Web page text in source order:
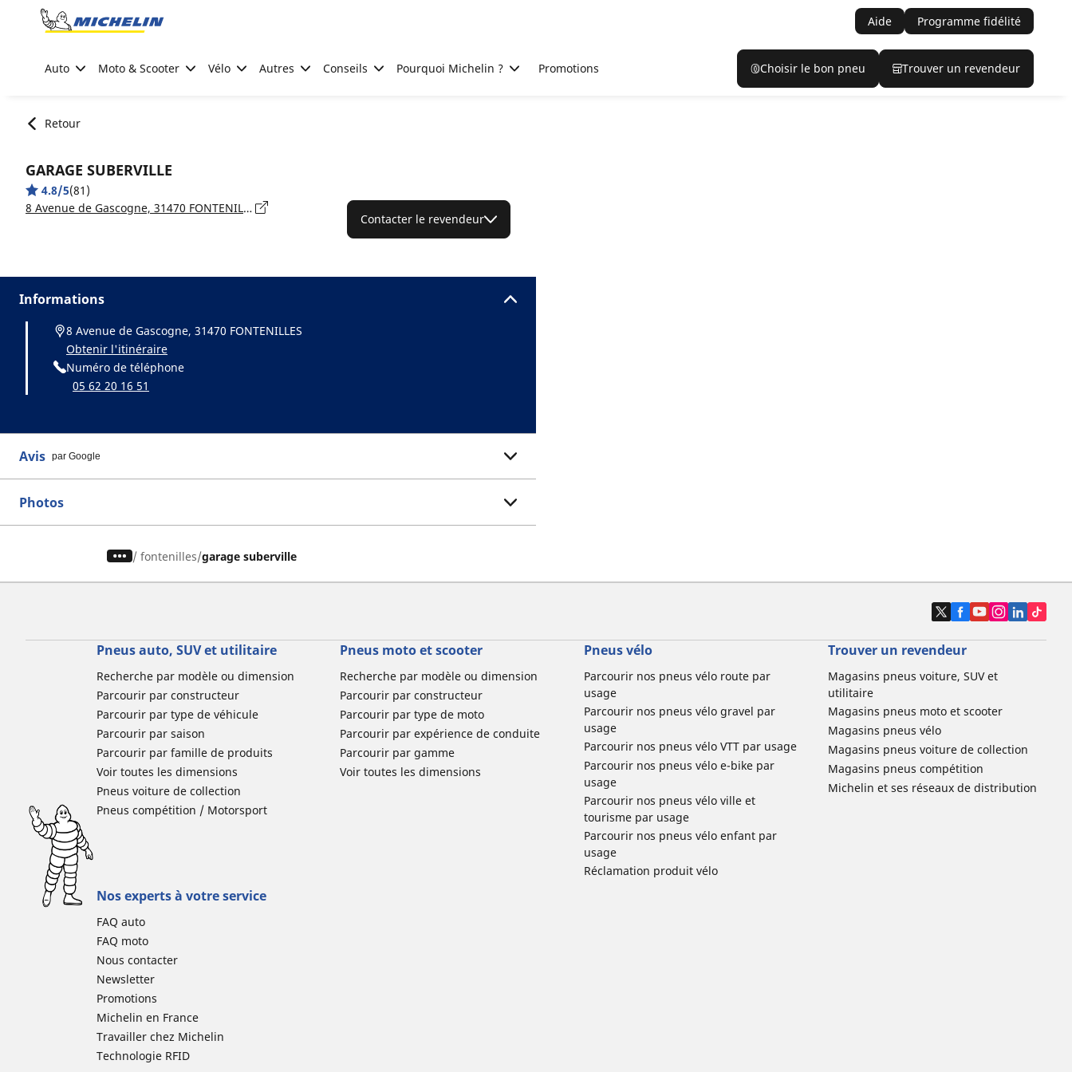
Go to page content
Aide Programme fidélité
Auto Moto & Scooter Vélo Autres Conseils Pourquoi Michelin ? Promotions Choisir le bon pneu Trouver un revendeur
Retour
GARAGE SUBERVILLE
4.8/5(81)
8 Avenue de Gascogne, 31470 FONTENILLES
Contacter le revendeur
Informations
8 Avenue de Gascogne, 31470 FONTENILLES
Obtenir l'itinéraire
Numéro de téléphone
05 62 20 16 51
Avis par Google
Photos
/ fontenilles garage suberville
Pneus auto, SUV et utilitaire
Recherche par modèle ou dimension
Parcourir par constructeur
Parcourir par type de véhicule
Parcourir par saison
Parcourir par famille de produits
Voir toutes les dimensions
Pneus voiture de collection
Pneus compétition / Motorsport
Pneus moto et scooter
Recherche par modèle ou dimension
Parcourir par constructeur
Parcourir par type de moto
Parcourir par expérience de conduite
Parcourir par gamme
Voir toutes les dimensions
Pneus vélo
Parcourir nos pneus vélo route par
usage
Parcourir nos pneus vélo gravel par
usage
Parcourir nos pneus vélo VTT par usage
Parcourir nos pneus vélo e-bike par
usage
Parcourir nos pneus vélo ville et
tourisme par usage
Parcourir nos pneus vélo enfant par
usage
Réclamation produit vélo
Trouver un revendeur
Magasins pneus voiture, SUV et
utilitaire
Magasins pneus moto et scooter
Magasins pneus vélo
Magasins pneus voiture de collection
Magasins pneus compétition
Michelin et ses réseaux de distribution
Nos experts à votre service
FAQ auto
FAQ moto
Nous contacter
Newsletter
Promotions
Michelin en France
Travailler chez Michelin
Technologie RFID